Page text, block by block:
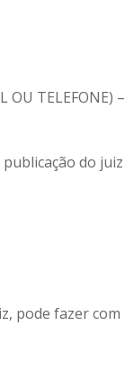
TELEFONE) –
do juiz
pode fazer com